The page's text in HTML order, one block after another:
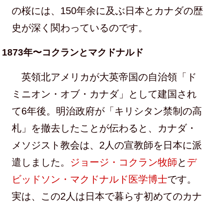
の桜には、150年余に及ぶ日本とカナダの歴
史が深く関わっているのです。
1873年〜コクランとマクドナルド
英領北アメリカが大英帝国の自治領「ド
ミニオン・オブ・カナダ」として建国され
て6年後。明治政府が「キリシタン禁制の高
札」を撤去したことが伝わると、カナダ・
メソジスト教会は、2人の宣教師を日本に派
遣しました。 ジョージ・コクラン牧師と デ
ビッドソン・マクドナルド医学博士です。
実は、この2人は日本で暮らす初めてのカナ